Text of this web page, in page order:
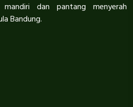
dan pantang menyerah
Bandung.